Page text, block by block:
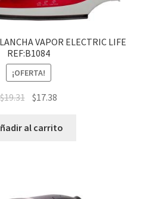
VAPOR ELECTRIC LIFE
REF:B1084
¡OFERTA!
$19.31 $17.38
al carrito